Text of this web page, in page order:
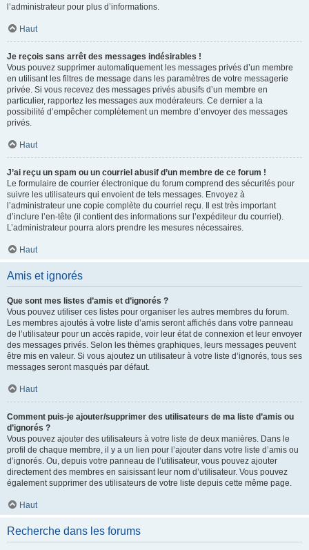
l’administrateur pour plus d’informations.
Haut
Je reçois sans arrêt des messages indésirables !
Vous pouvez supprimer automatiquement les messages privés d’un membre
en utilisant les filtres de message dans les paramètres de votre messagerie
privée. Si vous recevez des messages privés abusifs d’un membre en
particulier, rapportez les messages aux modérateurs. Ce dernier a la
possibilité d’empêcher complètement un membre d’envoyer des messages
privés.
Haut
J’ai reçu un spam ou un courriel abusif d’un membre de ce forum !
Le formulaire de courrier électronique du forum comprend des sécurités pour
suivre les utilisateurs qui envoient de tels messages. Envoyez à
l’administrateur une copie complète du courriel reçu. Il est très important
d’inclure l’en-tête (il contient des informations sur l’expéditeur du courriel).
L’administrateur pourra alors prendre les mesures nécessaires.
Haut
Amis et ignorés
Que sont mes listes d’amis et d’ignorés ?
Vous pouvez utiliser ces listes pour organiser les autres membres du forum.
Les membres ajoutés à votre liste d’amis seront affichés dans votre panneau
de l’utilisateur pour un accès rapide, voir leur état de connexion et leur envoyer
des messages privés. Selon les thèmes graphiques, leurs messages peuvent
être mis en valeur. Si vous ajoutez un utilisateur à votre liste d’ignorés, tous ses
messages seront masqués par défaut.
Haut
Comment puis-je ajouter/supprimer des utilisateurs de ma liste d’amis ou
d’ignorés ?
Vous pouvez ajouter des utilisateurs à votre liste de deux manières. Dans le
profil de chaque membre, il y a un lien pour l’ajouter dans votre liste d’amis ou
d’ignorés. Ou, depuis votre panneau de l’utilisateur, vous pouvez ajouter
directement des membres en saisissant leur nom d’utilisateur. Vous pouvez
également supprimer des utilisateurs de votre liste depuis cette même page.
Haut
Recherche dans les forums